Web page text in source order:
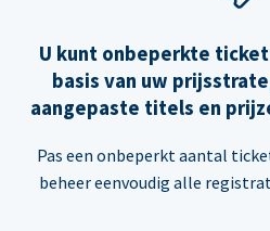
U kunt onbeperkte
basis van uw
aangepaste titels en
Pas een onbeperkt aantal
beheer eenvoudig alle